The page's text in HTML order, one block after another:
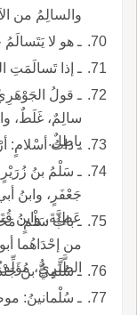
والسالِمُ من
ـ هو لا
ـ إذا تَسالَمَتِ
ـ قولُ
سالِمٌ، غَلَطٌ،
باطِلٌ.
ـ ذاتُ أسْلامٍ:
ـ سَلْمُ بنُ
جَعْفَرٍ، وابنُ
عَطِيَّةَ، وابنُ
ـ بابُ سَلْمٍ:
الطَّبَرِيُّ،
ـ سُلَّمِيُّ بنُ
ـ سُلْمانينُ: